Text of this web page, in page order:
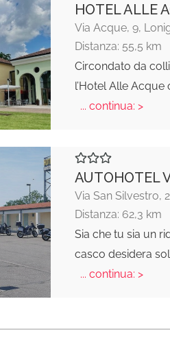
HOTEL ALLE
Via Acque, 9,
Distanza: 55,5 km
Circondato da
l’Hotel Alle Acque
... continua: >
AUTOHOTEL
Via San Silvestro,
Distanza: 62,3 km
Sia che tu sia un
casco desidera
... continua: >